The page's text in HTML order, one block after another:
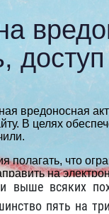
выше всяких
пять на